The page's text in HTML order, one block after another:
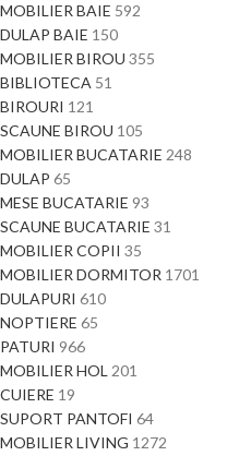
MOBILIER BAIE 592
DULAP BAIE 150
MOBILIER BIROU 355
BIBLIOTECA 51
BIROURI 121
SCAUNE BIROU 105
MOBILIER BUCATARIE 248
DULAP 65
MESE BUCATARIE 93
SCAUNE BUCATARIE 31
MOBILIER COPII 35
MOBILIER DORMITOR 1701
DULAPURI 610
NOPTIERE 65
PATURI 966
MOBILIER HOL 201
CUIERE 19
SUPORT PANTOFI 64
MOBILIER LIVING 1272